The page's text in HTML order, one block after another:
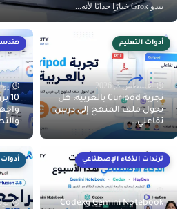
يبدو Grok خيارًا جذابًا لأنه...
أدوات التعليم
أغسطس 3, 2026
تجربة Curipod بالعربية: هل
تحول ملف المنهج إلى درس
تفاعلي...
يوليو
10
ترندات الذكاء الإصطناعي
يوليو 21, 2026
Gemini Notebook وCodex
يوليو